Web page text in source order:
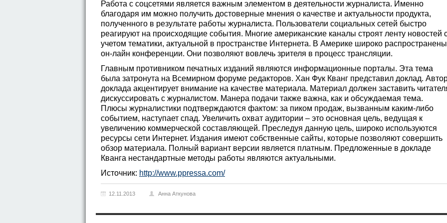
Работа с соцсетями является важным элементом в деятельности журналиста. Именно
благодаря им можно получить достоверные мнения о качестве и актуальности продукта,
полученного в результате работы журналиста. Пользователи социальных сетей быстро
реагируют на происходящие события. Многие американские каналы строят ленту новостей
учетом тематики, актуальной в пространстве Интернета. В Америке широко распространены
он-лайн конференции. Они позволяют вовлечь зрителя в процесс трансляции.
Главным противником печатных изданий являются информационные порталы. Эта тема
была затронута на Всемирном форуме редакторов. Хан Фук Кванг представил доклад.
доклада акцентирует внимание на качестве материала. Материал должен заставить
дискуссировать с журналистом. Манера подачи также важна, как и обсуждаемая тема.
Плюсы журналистики подтверждаются фактом: за пиком продаж, вызванным каким-либо
событием, наступает спад. Увеличить охват аудитории – это основная цель, ведущая к
увеличению коммерческой составляющей. Преследуя данную цель, широко используются
ресурсы сети Интернет. Издания имеют собственные сайты, которые позволяют совершить
обзор материала. Полный вариант версии является платным. Предложенные в докладе
Кванга нестандартные методы работы являются актуальными.
Источник: http://www.ppressa.com/
12.11.2013 Анна Аткунова